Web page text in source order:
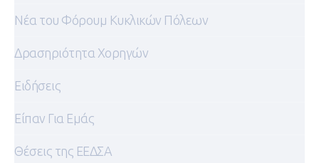
Nέα του Φόρουμ Κυκλικών Πόλεων
Δρασηριότητα Χορηγών
Ειδήσεις
Είπαν Για Εμάς
Θέσεις της ΕΕΔΣΑ